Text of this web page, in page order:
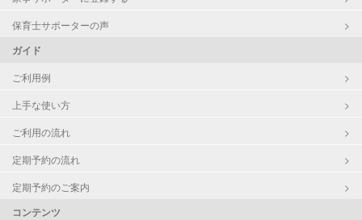
保育士サポーターの声
ガイド
ご利用例
上手な使い方
ご利用の流れ
定期予約の流れ
定期予約のご案内
コンテンツ